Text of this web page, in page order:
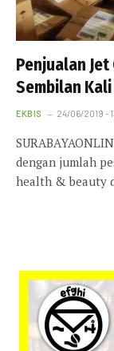
Penjualan
Sembilan
EKBIS 24/06/2019 -
dengan jumlah
health & beauty